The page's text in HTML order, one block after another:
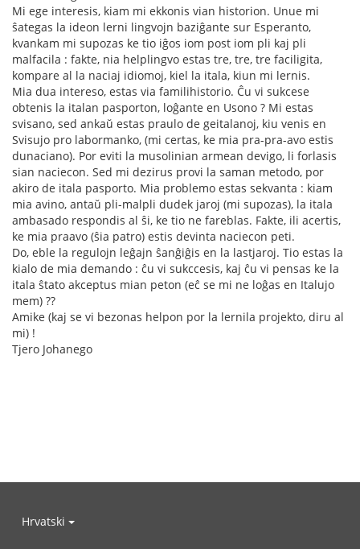
Mi ege interesis, kiam mi ekkonis vian historion. Unue mi
ŝategas la ideon lerni lingvojn baziĝante sur Esperanto,
kvankam mi supozas ke tio iĝos iom post iom pli kaj pli
malfacila : fakte, nia helplingvo estas tre, tre, tre faciligita,
kompare al la naciaj idiomoj, kiel la itala, kiun mi lernis.
Mia dua intereso, estas via familihistorio. Ĉu vi sukcese
obtenis la italan pasporton, loĝante en Usono ? Mi estas
svisano, sed ankaŭ estas praulo de geitalanoj, kiu venis en
Svisujo pro labormanko, (mi certas, ke mia pra-pra-avo estis
dunaciano). Por eviti la musolinian armean devigo, li forlasis
sian naciecon. Sed mi dezirus provi la saman metodo, por
akiro de itala pasporto. Mia problemo estas sekvanta : kiam
mia avino, antaŭ pli-malpli dudek jaroj (mi supozas), la itala
ambasado respondis al ŝi, ke tio ne fareblas. Fakte, ili acertis,
ke mia praavo (ŝia patro) estis devinta naciecon peti.
Do, eble la regulojn leĝajn ŝanĝiĝis en la lastjaroj. Tio estas la
kialo de mia demando : ĉu vi sukccesis, kaj ĉu vi pensas ke la
itala ŝtato akceptus mian peton (eĉ se mi ne loĝas en Italujo
mem) ??
Amike (kaj se vi bezonas helpon por la lernila projekto, diru al
mi) !
Tjero Johanego
Hrvatski